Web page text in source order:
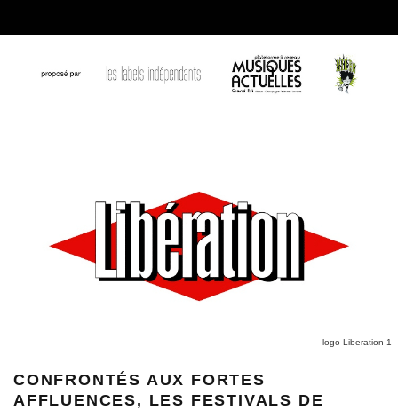
logo Liberation 1
CONFRONTÉS AUX FORTES
AFFLUENCES, LES FESTIVALS DE